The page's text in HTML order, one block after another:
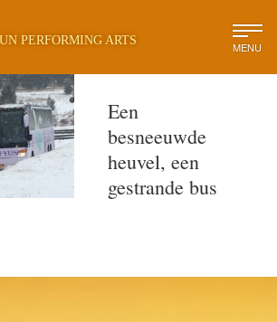
PERFORMING ARTS MENU
Een
besneeuwde
heuvel, een
gestrande bus